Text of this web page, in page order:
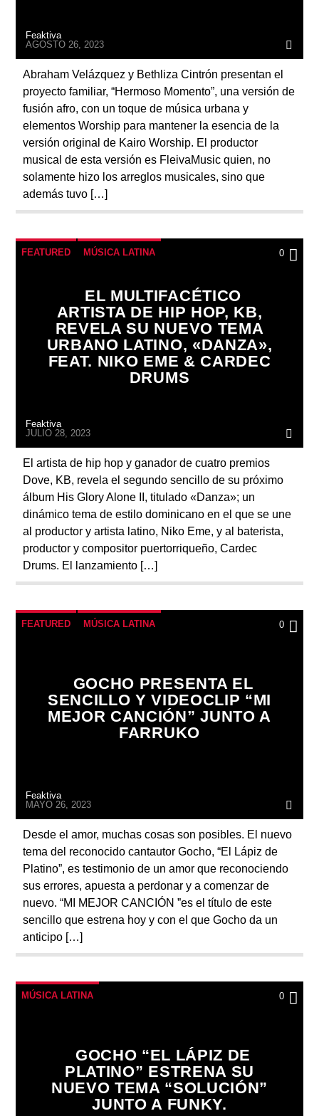
Feaktiva
AGOSTO 26, 2023
Abraham Velázquez y Bethliza Cintrón presentan el
proyecto familiar, “Hermoso Momento”, una versión de
fusión afro, con un toque de música urbana y
elementos Worship para mantener la esencia de la
versión original de Kairo Worship. El productor
musical de esta versión es FleivaMusic quien, no
solamente hizo los arreglos musicales, sino que
además tuvo […]
FEATURED MÚSICA LATINA 0
EL MULTIFACÉTICO
ARTISTA DE HIP HOP, KB,
REVELA SU NUEVO TEMA
URBANO LATINO, «DANZA»,
FEAT. NIKO EME & CARDEC
DRUMS
Feaktiva
JULIO 28, 2023
El artista de hip hop y ganador de cuatro premios
Dove, KB, revela el segundo sencillo de su próximo
álbum His Glory Alone II, titulado «Danza»; un
dinámico tema de estilo dominicano en el que se une
al productor y artista latino, Niko Eme, y al baterista,
productor y compositor puertorriqueño, Cardec
Drums. El lanzamiento […]
FEATURED MÚSICA LATINA 0
GOCHO PRESENTA EL
SENCILLO Y VIDEOCLIP “MI
MEJOR CANCIÓN” JUNTO A
FARRUKO
Feaktiva
MAYO 26, 2023
Desde el amor, muchas cosas son posibles. El nuevo
tema del reconocido cantautor Gocho, “El Lápiz de
Platino”, es testimonio de un amor que reconociendo
sus errores, apuesta a perdonar y a comenzar de
nuevo. “MI MEJOR CANCIÓN ”es el título de este
sencillo que estrena hoy y con el que Gocho da un
anticipo […]
MÚSICA LATINA 0
GOCHO “EL LÁPIZ DE
PLATINO” ESTRENA SU
NUEVO TEMA “SOLUCIÓN”
JUNTO A FUNKY.